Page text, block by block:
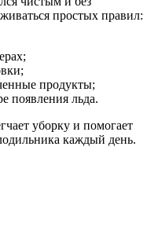
простых правил:
продукты;
появления льда.
уборку и помогает
каждый день.